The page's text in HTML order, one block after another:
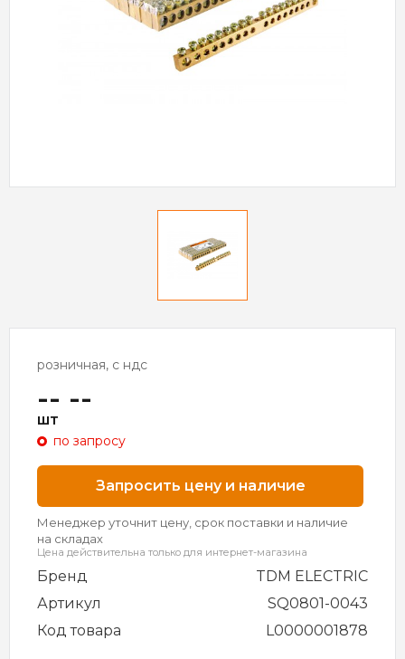
розничная, с ндс
-- --
шт
по запросу
Запросить цену и наличие
Менеджер уточнит цену, срок поставки и наличие
на складах
Цена действительна только для интернет-магазина
Бренд
TDM ELECTRIC
Артикул
SQ0801-0043
Код товара
L0000001878